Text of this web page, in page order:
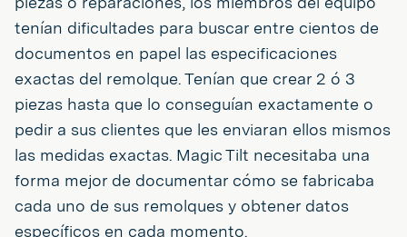
tenían dificultades para buscar entre cientos de
documentos en papel las especificaciones
exactas del remolque. Tenían que crear 2 ó 3
piezas hasta que lo conseguían exactamente o
pedir a sus clientes que les enviaran ellos mismos
las medidas exactas. Magic Tilt necesitaba una
forma mejor de documentar cómo se fabricaba
cada uno de sus remolques y obtener datos
específicos en cada momento.